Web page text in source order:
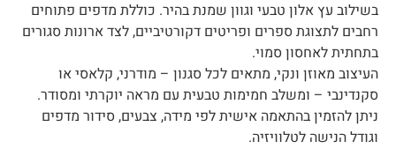
בשילוב עץ אלון טבעי וגוון שמנת בהיר. כוללת מדפים פתוחים
רחבים לתצוגת ספרים ופריטים דקורטיביים, לצד ארונות סגורים
בתחתית לאחסון סמוי.
העיצוב מאוזן ונקי, מתאים לכל סגנון – מודרני, קלאסי או
סקנדינבי – ומשלב חמימות טבעית עם מראה יוקרתי ומסודר.
ניתן להזמין בהתאמה אישית לפי מידה, צבעים, סידור מדפים
וגודל הנישה לטלוויזיה.